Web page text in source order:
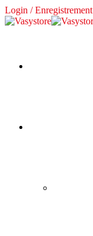
Login / Enregistrement